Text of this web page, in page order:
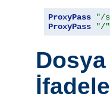
ProxyPass "/
ProxyPass
"/"